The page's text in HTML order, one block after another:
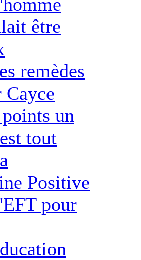
être
remèdes
Cayce
un
tout
Positive
pour